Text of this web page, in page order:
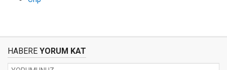
HABERE YORUM KAT